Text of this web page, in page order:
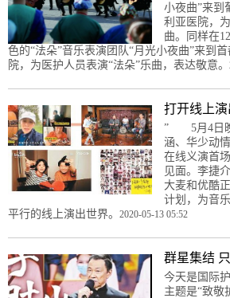
小夜曲”来到
利亚医院，
曲。同样在
色的“法朵”音乐表演团队“月光小夜曲”来到
院，为医护人员表演“法朵”乐曲，表达敬意。
打开线上
” 5月4日晚
涵、华少动
在线义演首
见面。李捷
大麦和优酷
计划，为音
平行的线上演出世界。 2020-05-13 05:52
群星集结
今天是国际
主题是“致敬